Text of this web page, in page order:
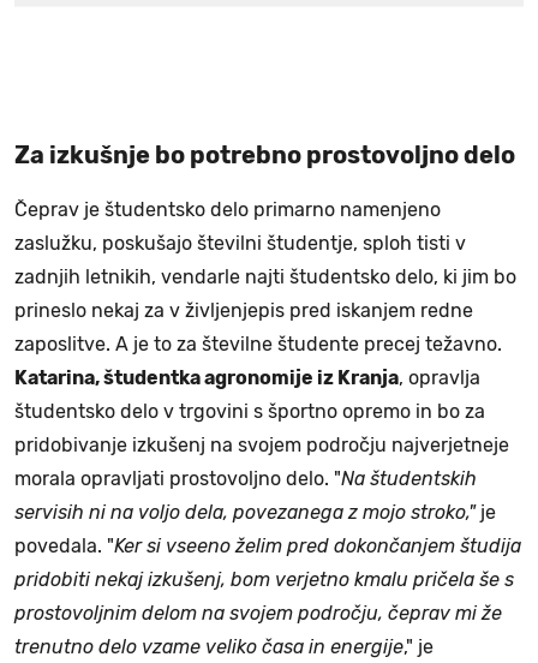
Za izkušnje bo potrebno prostovoljno delo
Čeprav je študentsko delo primarno namenjeno
zaslužku, poskušajo številni študentje, sploh tisti v
zadnjih letnikih, vendarle najti študentsko delo, ki jim bo
prineslo nekaj za v življenjepis pred iskanjem redne
zaposlitve. A je to za številne študente precej težavno.
Katarina, študentka agronomije iz Kranja, opravlja
študentsko delo v trgovini s športno opremo in bo za
pridobivanje izkušenj na svojem področju najverjetneje
morala opravljati prostovoljno delo. "Na študentskih
servisih ni na voljo dela, povezanega z mojo stroko,"je
povedala. "Ker si vseeno želim pred dokončanjem študija
pridobiti nekaj izkušenj, bom verjetno kmalu pričela še s
prostovoljnim delom na svojem področju, čeprav mi že
trenutno delo vzame veliko časa in energije," je